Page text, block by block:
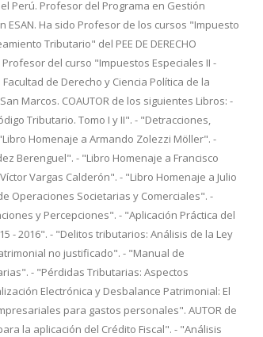
Perú. Profesor del Programa en Gestión
ESAN. Ha sido Profesor de los cursos "Impuesto
Tributario" del PEE DE DERECHO
Profesor del curso "Impuestos Especiales II -
de Derecho y Ciencia Política de la
Marcos. COAUTOR de los siguientes Libros: -
Tributario. Tomo I y II". - "Detracciones,
Homenaje a Armando Zolezzi Möller". -
Berenguel". - "Libro Homenaje a Francisco
Vargas Calderón". - "Libro Homenaje a Julio
Operaciones Societarias y Comerciales". -
y Percepciones". - "Aplicación Práctica del
- 2016". - "Delitos tributarios: Análisis de la Ley
no justificado". - "Manual de
- "Pérdidas Tributarias: Aspectos
Electrónica y Desbalance Patrimonial: El
para gastos personales". AUTOR de
la aplicación del Crédito Fiscal". - "Análisis